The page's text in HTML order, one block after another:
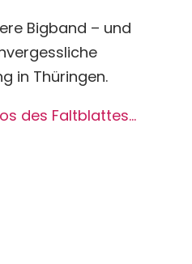
Bigband – und
in Thüringen.
des Faltblattes…